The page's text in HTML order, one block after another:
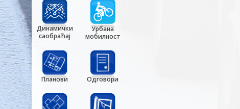
Динамички
саобраћај
Урбана
мобилност
Планови Одговори